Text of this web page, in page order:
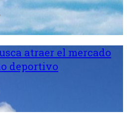
atraer el mercado
deportivo